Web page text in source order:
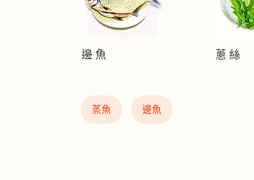
邊 魚 蔥 絲
蒸魚 邊魚